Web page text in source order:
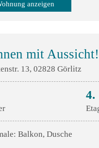
anzeigen
mit Aussicht!
13, 02828 Görlitz
4.
Balkon, Dusche